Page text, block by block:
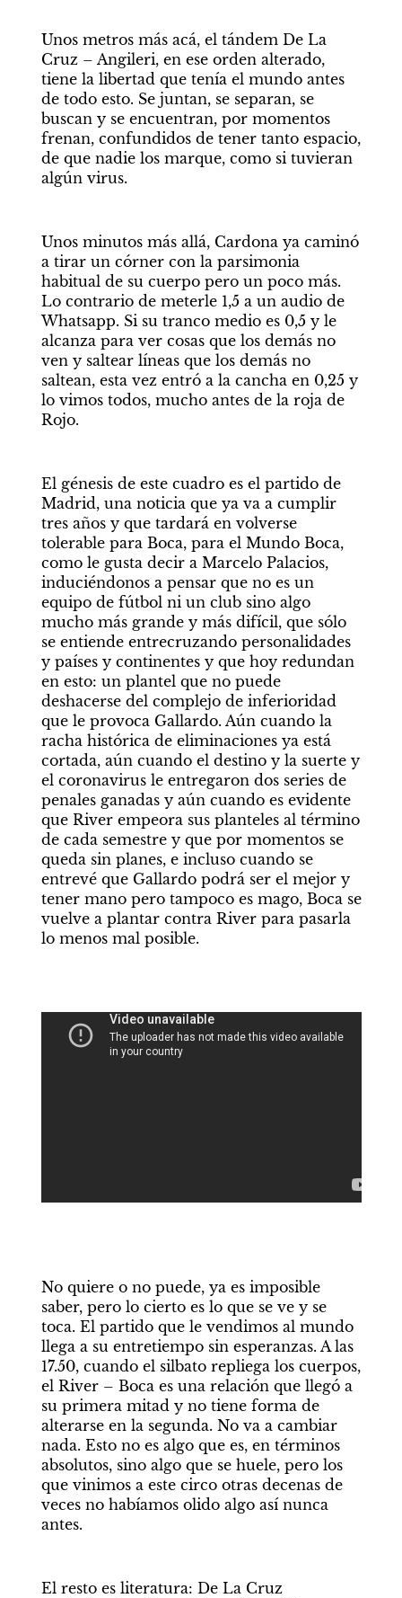
Unos metros más acá, el tándem De La
Cruz – Angileri, en ese orden alterado,
tiene la libertad que tenía el mundo antes
de todo esto. Se juntan, se separan, se
buscan y se encuentran, por momentos
frenan, confundidos de tener tanto espacio,
de que nadie los marque, como si tuvieran
algún virus.
Unos minutos más allá, Cardona ya caminó
a tirar un córner con la parsimonia
habitual de su cuerpo pero un poco más.
Lo contrario de meterle 1,5 a un audio de
Whatsapp. Si su tranco medio es 0,5 y le
alcanza para ver cosas que los demás no
ven y saltear líneas que los demás no
saltean, esta vez entró a la cancha en 0,25 y
lo vimos todos, mucho antes de la roja de
Rojo.
El génesis de este cuadro es el partido de
Madrid, una noticia que ya va a cumplir
tres años y que tardará en volverse
tolerable para Boca, para el Mundo Boca,
como le gusta decir a Marcelo Palacios,
induciéndonos a pensar que no es un
equipo de fútbol ni un club sino algo
mucho más grande y más difícil, que sólo
se entiende entrecruzando personalidades
y países y continentes y que hoy redundan
en esto: un plantel que no puede
deshacerse del complejo de inferioridad
que le provoca Gallardo. Aún cuando la
racha histórica de eliminaciones ya está
cortada, aún cuando el destino y la suerte y
el coronavirus le entregaron dos series de
penales ganadas y aún cuando es evidente
que River empeora sus planteles al término
de cada semestre y que por momentos se
queda sin planes, e incluso cuando se
entrevé que Gallardo podrá ser el mejor y
tener mano pero tampoco es mago, Boca se
vuelve a plantar contra River para pasarla
lo menos mal posible.
No quiere o no puede, ya es imposible
saber, pero lo cierto es lo que se ve y se
toca. El partido que le vendimos al mundo
llega a su entretiempo sin esperanzas. A las
17.50, cuando el silbato repliega los cuerpos,
el River – Boca es una relación que llegó a
su primera mitad y no tiene forma de
alterarse en la segunda. No va a cambiar
nada. Esto no es algo que es, en términos
absolutos, sino algo que se huele, pero los
que vinimos a este circo otras decenas de
veces no habíamos olido algo así nunca
antes.
El resto es literatura: De La Cruz